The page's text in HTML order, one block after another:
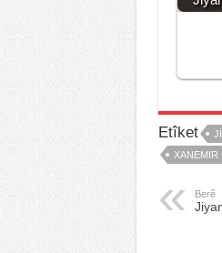
Etîket
XANEMIR
Berê